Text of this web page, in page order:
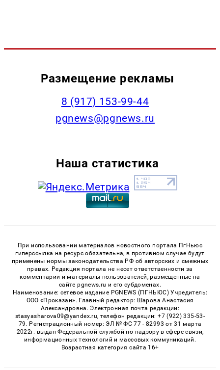
Размещение рекламы
‭8 (917) 153-99-44
pgnews@pgnews.ru
Наша статистика
При использовании материалов новостного портала ПгНьюс
гиперссылка на ресурс обязательна, в противном случае будут
применены нормы законодательства РФ об авторских и смежных
правах. Редакция портала не несет ответственности за
комментарии и материалы пользователей, размещенные на
сайте pgnews.ru и его субдоменах.
Наименование: сетевое издание PGNEWS (ПГНЬЮС) Учредитель:
ООО «Проказан». Главный редактор: Шарова Анастасия
Александровна. Электронная почта редакции:
stasyasharova09@yandex.ru, телефон редакции: +7 (922) 335-53-
79. Регистрационный номер: ЭЛ № ФС 77 - 82993 от 31 марта
2022г. выдан Федеральной службой по надзору в сфере связи,
информационных технологий и массовых коммуникаций.
Возрастная категория сайта 16+